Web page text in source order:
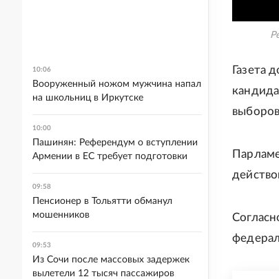
Газета
10:06
Вооруженный ножом мужчина напал
на школьниц в Иркутске
10:00
Пашинян: Референдум о вступлении
Армении в ЕС требует подготовки
09:58
Пенсионер в Тольятти обманул
мошенников
09:53
Из Сочи после массовых задержек
вылетели 12 тысяч пассажиров